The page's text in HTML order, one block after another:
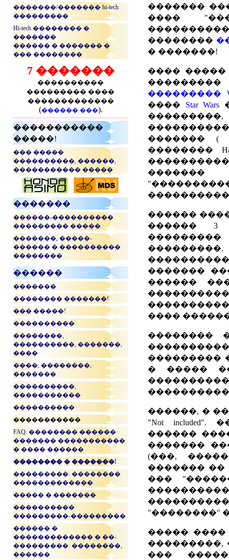
�������/������� hi-tech
���������
Hi-tech �������� �
�������
������ � ������� �
��� ��������
7 �������
����������
��������� ����
�������������
(������ ���).
�����������
�����!
��� �����
����������, ������,
����������� �����
�������
������-����������
��������� �����
�������, �����-
������ � ����������
��������
������
�������
�������� �������!
��� �����!
����������
��������,
����������, �������,
����
����, ��������,
�������
����������,
�����������
����������
�����������
FAQ: �������� ������
������� �����������
� ���� ������
�������� � �������!
���������: ��������
�������������
����� � �������
����������
���������-���������
������ �
������������� � ��-
���������: ��������,
������
�������
����
��������
� �������!
����
���������
���� Star Wars
������� (
��������
������
������ 3
�������
������
����
��������
���������
� �����
������, �
"Not
������
�������
(���,
������� ��
���
"��������"
�����
���������,
���